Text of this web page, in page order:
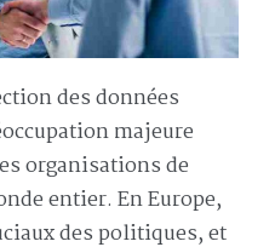
des données
majeure
organisations de
entier. En Europe,
des politiques, et